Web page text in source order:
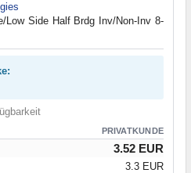
Low Side Half Brdg Inv/Non-Inv 8-
PRIVATKUNDE
3.52 EUR
3.3 EUR